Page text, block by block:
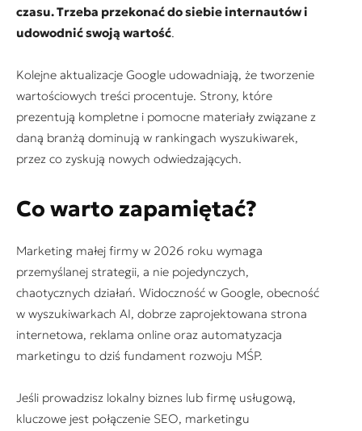
czasu. Trzeba przekonać do siebie internautów i
udowodnić swoją wartość.
Kolejne aktualizacje Google udowadniają, że tworzenie
wartościowych treści procentuje. Strony, które
prezentują kompletne i pomocne materiały związane z
daną branżą dominują w rankingach wyszukiwarek,
przez co zyskują nowych odwiedzających.
Co warto zapamiętać?
Marketing małej firmy w 2026 roku wymaga
przemyślanej strategii, a nie pojedynczych,
chaotycznych działań. Widoczność w Google, obecność
w wyszukiwarkach AI, dobrze zaprojektowana strona
internetowa, reklama online oraz automatyzacja
marketingu to dziś fundament rozwoju MŚP.
Jeśli prowadzisz lokalny biznes lub firmę usługową,
kluczowe jest połączenie SEO, marketingu